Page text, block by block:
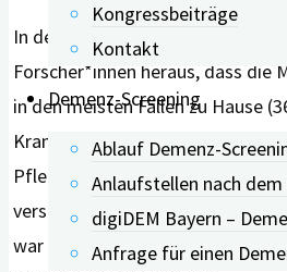
Kongressbeiträge
Kontakt
Demenz-Screening
Ablauf Demenz-
Anlaufstellen nach
digiDEM Bayern –
Anfrage für einen
In der aktuellen Untersuchung
Forscher*innen heraus, dass die
in den meisten Fällen zu Hause
Krankenhaus (25,9 Prozent) oder
Pflegeheim (19 Prozent) starben.
verstarb ein Betroffener auf
war ambulant und dabei auf